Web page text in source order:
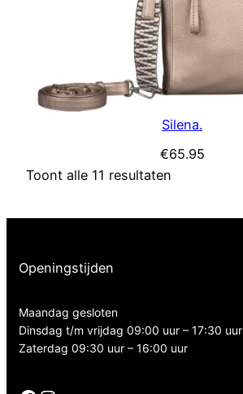
Silena.
€65.95
Toont alle 11 resultaten
Openingstijden
Maandag gesloten
Dinsdag t/m vrijdag 09:00 uur – 17:30 uur
Zaterdag 09:30 uur – 16:00 uur